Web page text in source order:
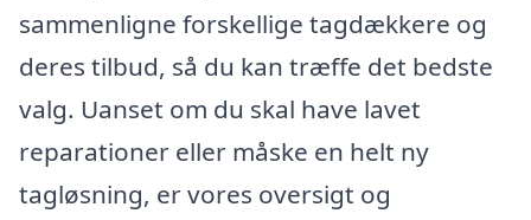
sammenligne forskellige tagdækkere og
deres tilbud, så du kan træffe det bedste
valg. Uanset om du skal have lavet
reparationer eller måske en helt ny
tagløsning, er vores oversigt og